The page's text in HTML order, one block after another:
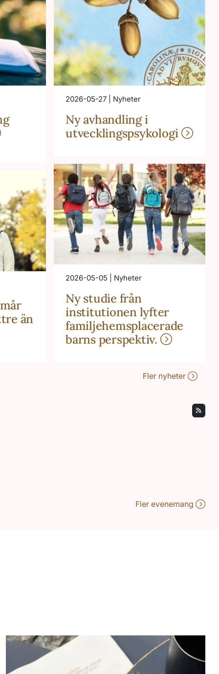
än
2026-05-27 | Nyheter
Ny avhandling i
utvecklingspsykologi
2026-05-05 | Nyheter
Ny studie från
institutionen lyfter
familjehemsplacerade
barns perspektiv.
Fler nyheter
Fler evenemang